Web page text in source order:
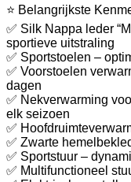
⭐ Belangrijkste
✅ Silk Nappa leder
sportieve uitstraling
✅ Sportstoelen –
✅ Voorstoelen
dagen
✅ Nekverwarming
elk seizoen
✅
✅ Zwarte
✅ Sportstuur –
✅ Multifunctioneel